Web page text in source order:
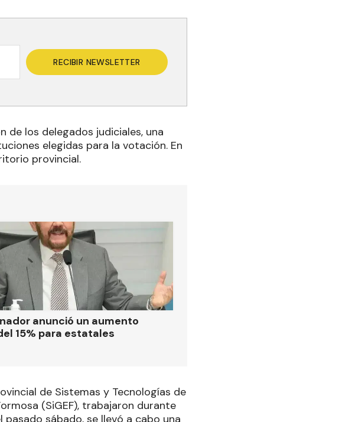
RECIBIR NEWSLETTER
de los delegados judiciales, una
elegidas para la votación. En
provincial.
anunció un aumento
15% para estatales
de Sistemas y Tecnologías de
(SiGEF), trabajaron durante